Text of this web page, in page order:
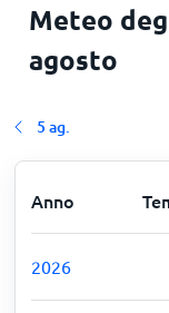
Meteo
agosto
5 ag.
Anno
2026